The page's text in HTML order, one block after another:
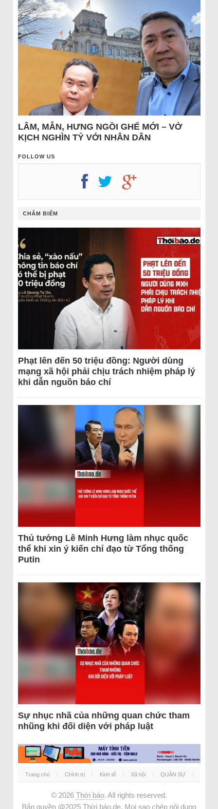
LÂM, MẪN, HƯNG NGỒI GHẾ MỚI – VỞ
KỊCH NGHÌN TỶ VỚI NHÂN DÂN
FOLLOW US
CHÂM BIẾM
Phạt lên đến 50 triệu đồng: Người dùng
mạng xã hội phải chịu trách nhiệm pháp lý
khi dẫn nguồn báo chí
Thủ tướng Lê Minh Hưng làm nhục quốc
thể khi xin ý kiến chỉ đạo từ Tổng thống
Putin
Sự nhục nhã của những quan chức tham
nhũng khi đối diện với pháp luật
Trang chủ Chính trị Kinh tế Xã hội QUÂN SỰ
© 2026 Thời báo. All rights reserved.
Bản quyền @2025 Thời báo.de. Mọi sao chép nội dung